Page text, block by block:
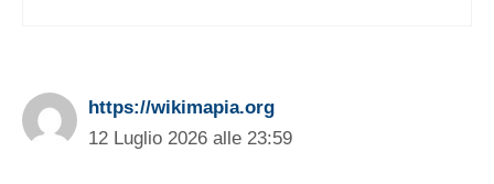
https://wikimapia.org
12 Luglio 2026 alle 23:59